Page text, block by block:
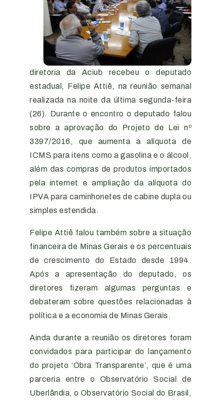
diretoria da Aciub recebeu o deputado
estadual, Felipe Attiê, na reunião semanal
realizada na noite da última segunda-feira
(26). Durante o encontro o deputado falou
sobre a aprovação do Projeto de Lei nº
3397/2016, que aumenta a alíquota de
ICMS para itens como a gasolina e o álcool,
além das compras de produtos importados
pela internet e ampliação da alíquota do
IPVA para caminhonetes de cabine dupla ou
simples estendida.
Felipe Attiê falou também sobre a situação
financeira de Minas Gerais e os percentuais
de crescimento do Estado desde 1994.
Após a apresentação do deputado, os
diretores fizeram algumas perguntas e
debateram sobre questões relacionadas à
política e a economia de Minas Gerais.
Ainda durante a reunião os diretores foram
convidados para participar do lançamento
do projeto ‘Obra Transparente’, que é uma
parceria entre o Observatório Social de
Uberlândia, o Observatório Social do Brasil,